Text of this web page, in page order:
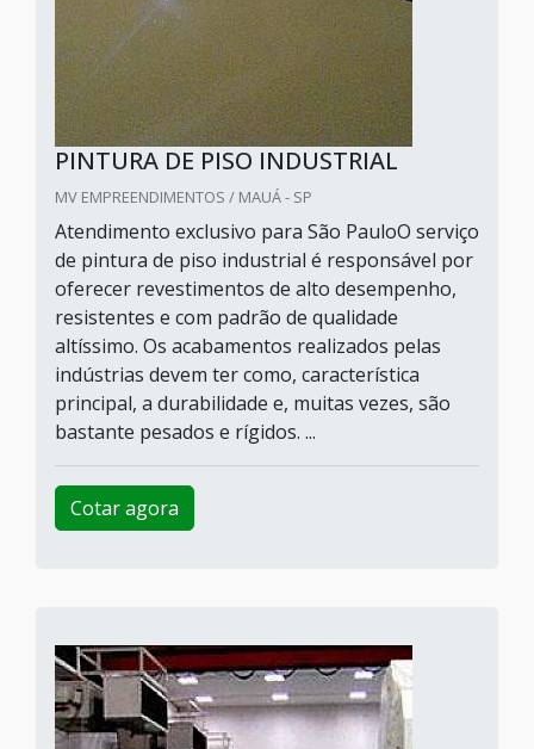
PINTURA DE PISO INDUSTRIAL
MV EMPREENDIMENTOS / MAUÁ - SP
Atendimento exclusivo para São PauloO serviço
de pintura de piso industrial é responsável por
oferecer revestimentos de alto desempenho,
resistentes e com padrão de qualidade
altíssimo. Os acabamentos realizados pelas
indústrias devem ter como, característica
principal, a durabilidade e, muitas vezes, são
bastante pesados e rígidos. ...
Cotar agora